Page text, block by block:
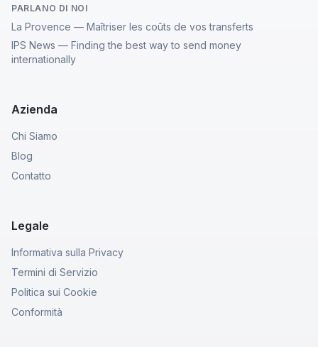
PARLANO DI NOI
La Provence — Maîtriser les coûts de vos transferts
IPS News — Finding the best way to send money
internationally
Azienda
Chi Siamo
Blog
Contatto
Legale
Informativa sulla Privacy
Termini di Servizio
Politica sui Cookie
Conformità